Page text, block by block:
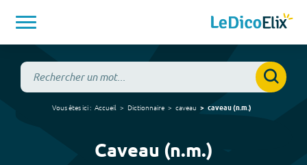
Vous êtes ici : Accueil Dictionnaire caveau caveau(n.m.)
Caveau (n.m.)